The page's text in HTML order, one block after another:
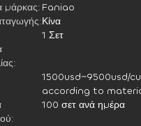
μάρκας: Faniao
Κίνα
1 Σετ
1500usd~9500usd/
according to
100 σετ ανά ημέρα